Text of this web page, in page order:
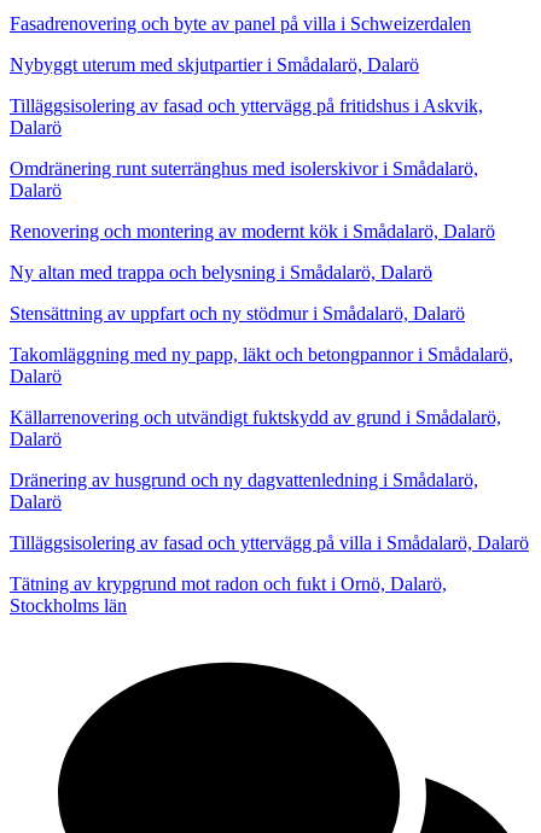
Fasadrenovering och byte av panel på villa i Schweizerdalen
Nybyggt uterum med skjutpartier i Smådalarö, Dalarö
Tilläggsisolering av fasad och yttervägg på fritidshus i Askvik,
Dalarö
Omdränering runt suterränghus med isolerskivor i Smådalarö,
Dalarö
Renovering och montering av modernt kök i Smådalarö, Dalarö
Ny altan med trappa och belysning i Smådalarö, Dalarö
Stensättning av uppfart och ny stödmur i Smådalarö, Dalarö
Takomläggning med ny papp, läkt och betongpannor i Smådalarö,
Dalarö
Källarrenovering och utvändigt fuktskydd av grund i Smådalarö,
Dalarö
Dränering av husgrund och ny dagvattenledning i Smådalarö,
Dalarö
Tilläggsisolering av fasad och yttervägg på villa i Smådalarö, Dalarö
Tätning av krypgrund mot radon och fukt i Ornö, Dalarö,
Stockholms län